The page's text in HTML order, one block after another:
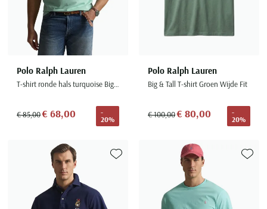
Polo Ralph Lauren
T-shirt ronde hals turquoise Big & Tall
€ 85,00€ 68,00
-
20%
Polo Ralph Lauren
Big & Tall T-shirt Groen Wijde Fit
€ 100,00€ 80,00
-
20%
Toevoegen aan favorieten